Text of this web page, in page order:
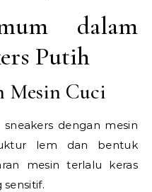
dalam
Putih
Mesin Cuci
dengan mesin
lem dan bentuk
mesin terlalu keras